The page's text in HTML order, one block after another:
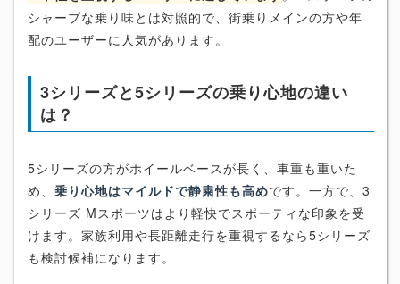
シャープな乗り味とは対照的で、街乗りメインの方や年
配のユーザーに人気があります。
3シリーズと5シリーズの乗り心地の違い
は？
5シリーズの方がホイールベースが長く、車重も重いた
め、 乗り心地はマイルドで静粛性も高めです。一方で、3
シリーズ Mスポーツはより軽快でスポーティな印象を受
けます。家族利用や長距離走行を重視するなら5シリーズ
も検討候補になります。